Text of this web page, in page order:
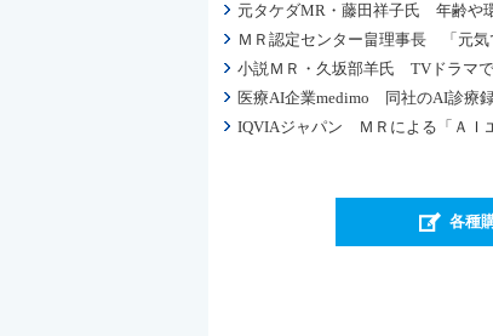
元タケダMR・藤田祥子氏 年齢や
ＭＲ認定センター畠理事長 「元気
小説ＭＲ・久坂部羊氏 TVドラマ
医療AI企業medimo 同社のAI診療
IQVIAジャパン ＭＲによる「ＡＩ
各種